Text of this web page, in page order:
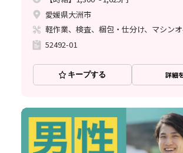
愛媛県大洲市
軽作業、検査、梱包・仕分け、マシン
52492-01
キープする 詳細